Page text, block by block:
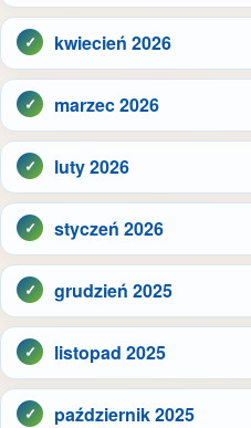
kwiecień 2026
marzec 2026
luty 2026
styczeń 2026
grudzień 2025
listopad 2025
październik 2025